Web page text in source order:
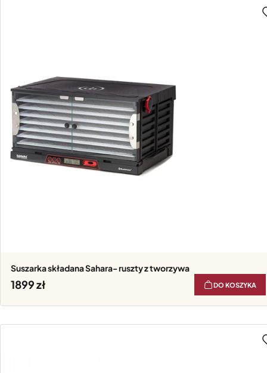
Suszarka składana Sahara- ruszty z tworzywa
1899 DO KOSZYKA